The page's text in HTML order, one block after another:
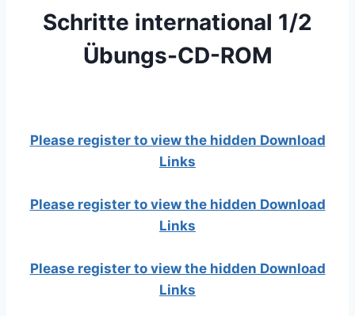
Schritte international 1/2
Übungs-CD-ROM
Please register to view the hidden Download
Links
Please register to view the hidden Download
Links
Please register to view the hidden Download
Links